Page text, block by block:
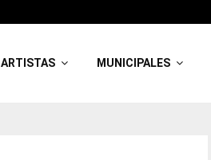
ARTISTAS MUNICIPALES